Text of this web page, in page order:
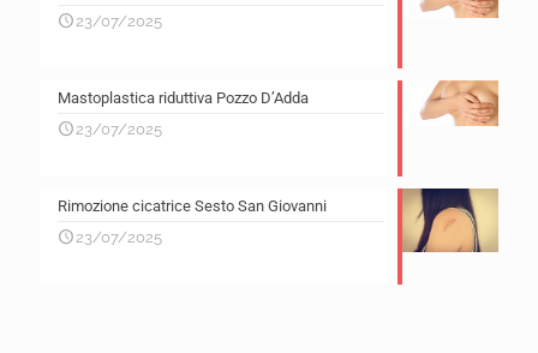
23/07/2025
Mastoplastica riduttiva Pozzo D’Adda
23/07/2025
Rimozione cicatrice Sesto San Giovanni
23/07/2025